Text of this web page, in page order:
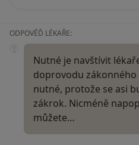
ODPOVĚĎ LÉKAŘE:
Nutné je navštívit
doprovodu
nutné, protože se asi
zákrok. Nicméně
můžete…